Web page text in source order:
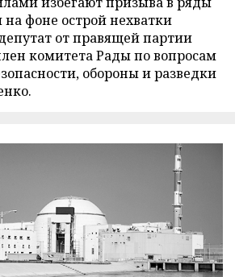
фоне острой нехватки
от правящей партии
комитета Рады по вопросам
обороны и разведки